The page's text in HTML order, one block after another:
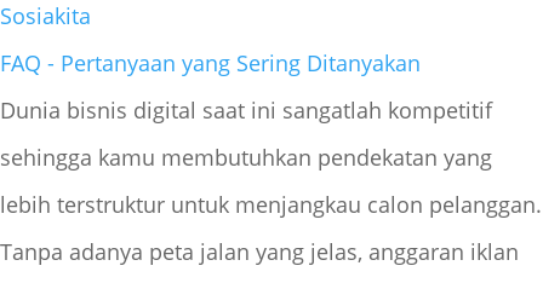
Sosiakita
FAQ - Pertanyaan yang Sering Ditanyakan
Dunia bisnis digital saat ini sangatlah kompetitif
sehingga kamu membutuhkan pendekatan yang
lebih terstruktur untuk menjangkau calon pelanggan.
Tanpa adanya peta jalan yang jelas, anggaran iklan